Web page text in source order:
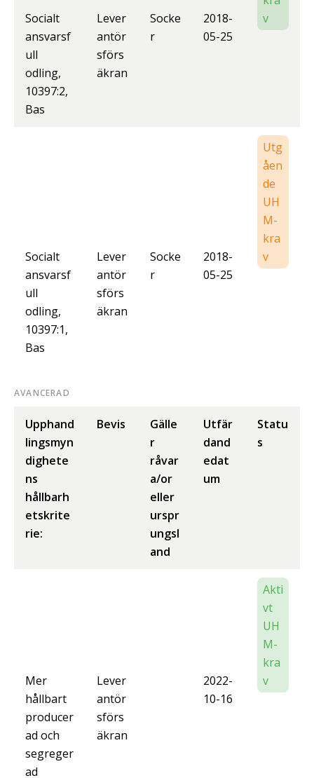
Socialt
ansvarsf
ull
odling,
10397:2,
Bas
Lever
antör
sförs
äkran
Socke
r
2018-
05-25
v
Socialt
ansvarsf
ull
odling,
10397:1,
Bas
Lever
antör
sförs
äkran
Socke
r
2018-
05-25
Utg
åen
de
UH
M-
kra
v
AVANCERAD
Upphand
lingsmyn
dighete
ns
hållbarh
etskrite
rie:
Bevis
Gälle
r
råvar
a/or
eller
urspr
ungsl
and
Utfär
dand
edat
um
Statu
s
Mer
hållbart
producer
ad och
segreger
ad
Lever
antör
sförs
äkran
2022-
10-16
Akti
vt
UH
M-
kra
v